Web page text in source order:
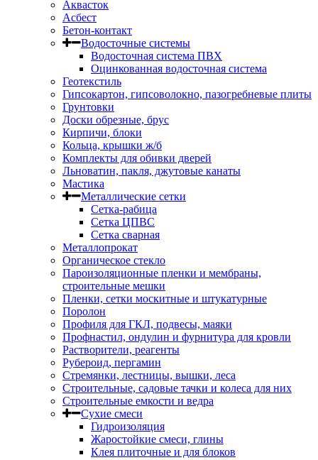
Аквасток
Асбест
Бетон-контакт
Водосточные системы
Водосточная система ПВХ
Оцинкованная водосточная система
Геотекстиль
Гипсокартон, гипсоволокно, пазогребневые плиты
Грунтовки
Доски обрезные, брус
Кирпичи, блоки
Кольца, крышки ж/б
Комплекты для обивки дверей
Льноватин, пакля, джутовые канаты
Мастика
Металлические сетки
Сетка-рабица
Сетка ЦПВС
Сетка сварная
Металлопрокат
Органическое стекло
Пароизоляционные пленки и мембраны,
строительные мешки
Пленки, сетки москитные и штукатурные
Поролон
Профиля для ГКЛ, подвесы, маяки
Профнастил, ондулин и фурнитура для кровли
Растворители, реагенты
Рубероид, пергамин
Стремянки, лестницы, вышки, леса
Строительные, садовые тачки и колеса для них
Строительные емкости и ведра
Сухие смеси
Гидроизоляция
Жаростойкие смеси, глины
Клея плиточные и для блоков